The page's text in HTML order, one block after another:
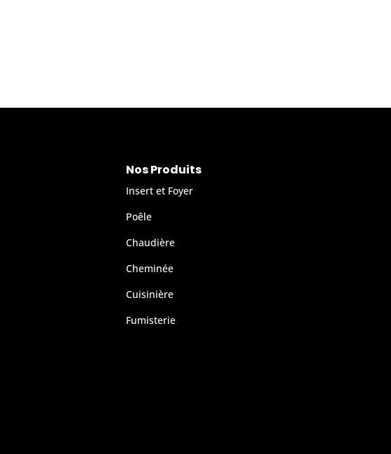
Nos Produits
Insert et Foyer
Poêle
Chaudière
Cheminée
Cuisinière
Fumisterie